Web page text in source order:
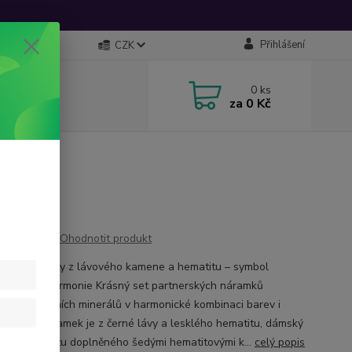
CZK Přihlášení
0 ks
za 0 Kč
Ohodnotit produkt
náramky z lávového kamene a hematitu – symbol
síly a harmonie Krásný set partnerských náramků
z přírodních minerálů v harmonické kombinaci barev i
náramek je z černé lávy a lesklého hematitu, dámský
hematitu doplněného šedými hematitovými k... celý popis